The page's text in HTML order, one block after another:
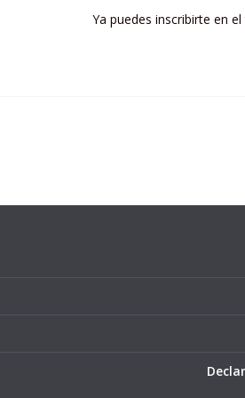
Ya puedes inscribirte en